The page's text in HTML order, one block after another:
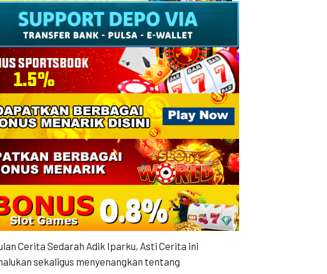
Cerita Sedarah Adik Iparku, Asti Cerita ini
sekaligus menyenangkan tentang